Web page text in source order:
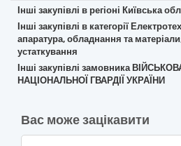
Інші закупівлі в регіоні Київська
Інші закупівлі в категорії
апаратура, обладнання та
устаткування
Інші закупівлі замовника
НАЦІОНАЛЬНОЇ ГВАРДІЇ УКРАЇНИ
Вас може зацікавити